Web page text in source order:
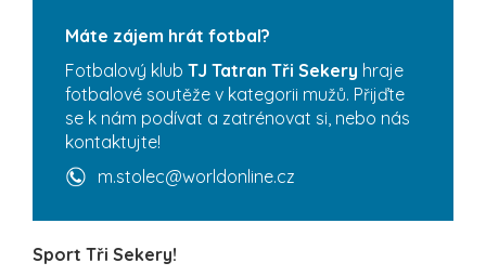
Máte zájem hrát fotbal?
Fotbalový klub TJ Tatran Tři Sekery hraje
fotbalové soutěže v kategorii mužů. Přijďte
se k nám podívat a zatrénovat si, nebo nás
kontaktujte!
m.stolec@worldonline.cz
Sport Tři Sekery!